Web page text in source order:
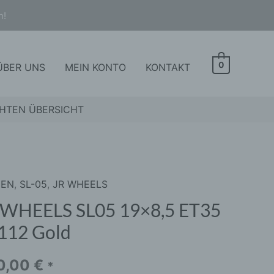
UNS MEIN KONTO KONTAKT 0
ÜBERSICHT
, SL-05, JR WHEELS
SL05 19×8,5 ET35
Gold
€ *